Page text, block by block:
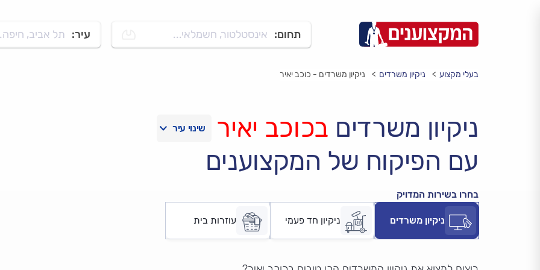
תחום: אינסטלטור, חשמלאי... עיר: תל אביב,
בעלי מקצוע ניקיון משרדים ניקיון משרדים - כוכב יאיר
ניקיון משרדים בכוכב יאיר
עם הפיקוח של המקצוענים
בחרו בשירות המדויק
ניקיון משרדים ניקיון חד פעמי עוזרות בית